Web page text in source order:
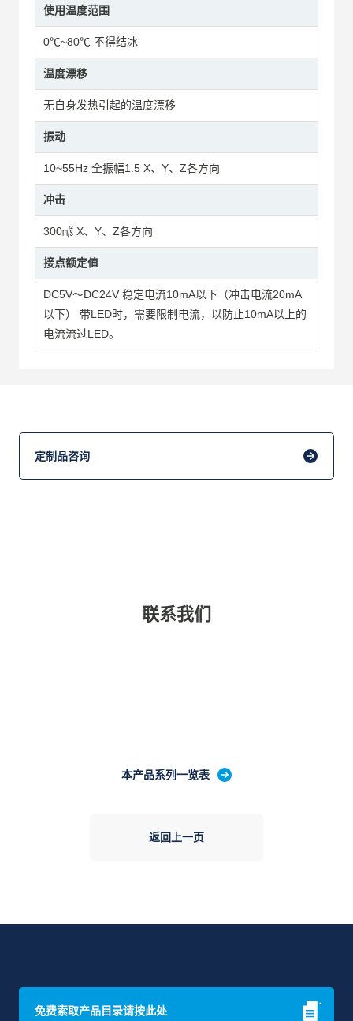
使用温度范围
0℃~80℃ 不得结冰
温度漂移
无自身发热引起的温度漂移
振动
10~55Hz 全振幅1.5 X、Y、Z各方向
冲击
300㎨ X、Y、Z各方向
接点额定值
DC5V～DC24V 稳定电流10mA以下（冲击电流20mA
以下） 带LED时，需要限制电流，以防止10mA以上的
电流流过LED。
定制品咨询
联系我们
本产品系列一览表
返回上一页
免费索取产品目录请按此处